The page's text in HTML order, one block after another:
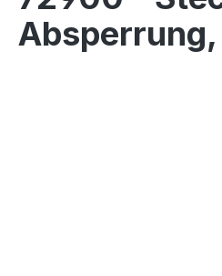
Absperrung,